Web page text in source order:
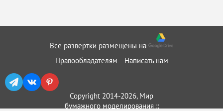
Все развертки размещены на
Правообладателям
Написать нам
Copyright 2014-2026, Мир
бумажного моделирования ::